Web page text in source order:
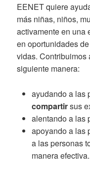
EENET quiere
más niñas, niños,
activamente en una
en oportunidades
vidas. Contribuimos
siguiente manera:
ayudando a las
compartirsus
alentando a las
apoyando a las
a las personas
manera efectiva.